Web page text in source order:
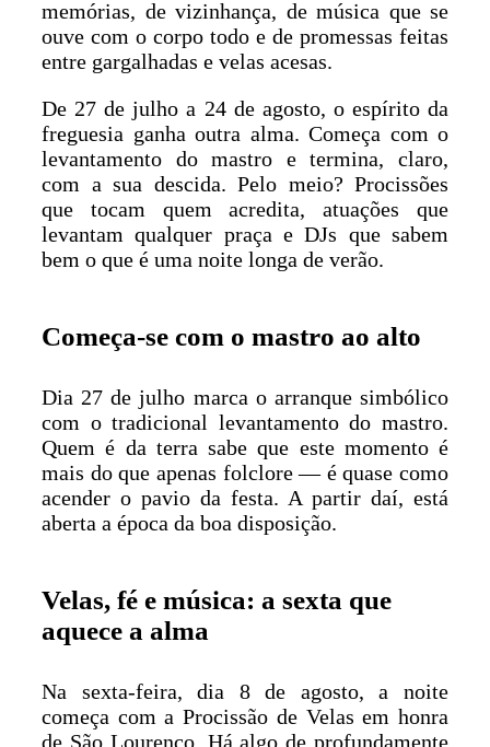
memórias, de vizinhança, de música que se
ouve com o corpo todo e de promessas feitas
entre gargalhadas e velas acesas.
De 27 de julho a 24 de agosto, o espírito da
freguesia ganha outra alma. Começa com o
levantamento do mastro e termina, claro,
com a sua descida. Pelo meio? Procissões
que tocam quem acredita, atuações que
levantam qualquer praça e DJs que sabem
bem o que é uma noite longa de verão.
Começa-se com o mastro ao alto
Dia 27 de julho marca o arranque simbólico
com o tradicional levantamento do mastro.
Quem é da terra sabe que este momento é
mais do que apenas folclore — é quase como
acender o pavio da festa. A partir daí, está
aberta a época da boa disposição.
Velas, fé e música: a sexta que
aquece a alma
Na sexta-feira, dia 8 de agosto, a noite
começa com a Procissão de Velas em honra
de São Lourenço. Há algo de profundamente